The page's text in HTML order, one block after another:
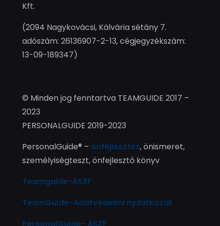
Kft.
(2094 Nagykovácsi, Kálvária sétány 7.
adószám: 26136907-2-13, cégjegyzékszám:
13-09-189347)
© Minden jog fenntartva TEAMGUIDE 2017 –
2023
PERSONALGUIDE 2019-2023
PersonalGuide® – önfejlesztés, önismeret,
személyiségteszt, önfejlesztő könyv
Teamguide-ÁSZF
TeamGuide-Adatvédelmi nyilatkozat